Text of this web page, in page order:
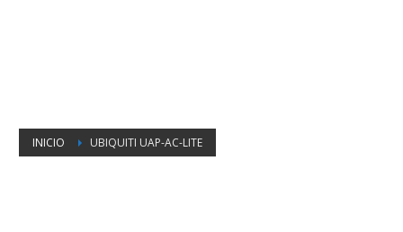
INICIO UBIQUITI UAP-AC-LITE